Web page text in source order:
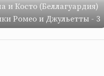
и Косто (Беллагуардия)
Ромео и Джульетты - 3